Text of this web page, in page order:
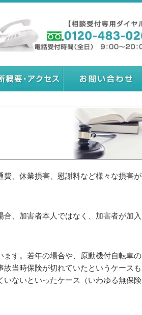
、休業損害、慰謝料など様々な損害が
、加害者本人ではなく、加害者が加入
ます。若年の場合や、原動機付自転車の
当時保険が切れていたというケースも
ないといったケース（いわゆる無保険